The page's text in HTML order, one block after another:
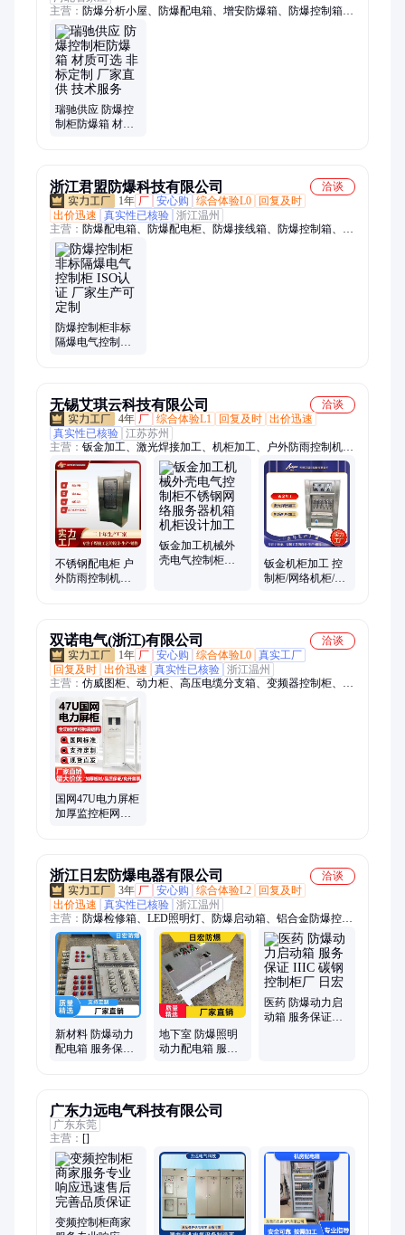
主营： 防爆分析小屋、防爆配电箱、增安防爆箱、防爆控制箱、
BXK防爆电气控制柜、防爆接线箱、不锈钢防爆箱、工业防爆
柜、db eb防爆配电箱、BXM(K)防爆箱、防爆操作箱、通风散热
防爆柜
瑞驰供应 防爆控
制柜防爆箱 材质
浙江君盟防爆科技有限公司
洽谈
1年 厂 安心购 综合体验L0
回复及时
出价迅速
真实性已核验 浙江温州
主营： 防爆配电箱、防爆配电柜、防爆接线箱、防爆控制箱、防
爆操作柱、防爆断路器、防爆防腐配电箱
防爆控制柜非标
隔爆电气控制柜
无锡艾琪云科技有限公司
洽谈
4年 厂 综合体验L1 回复及时 出价迅速
真实性已核验 江苏苏州
主营： 钣金加工、激光焊接加工、机柜加工、户外防雨控制机
箱、激光焊接、机箱机柜加工、机箱外壳加工
不锈钢配电柜 户
外防雨控制机箱
钣金加工机械外
壳电气控制柜不
钣金机柜加工 控
制柜/网络机柜/服
双诺电气(浙江)有限公司
洽谈
1年 厂 安心购 综合体验L0 真实工厂
回复及时 出价迅速 真实性已核验 浙江温州
主营： 仿威图柜、动力柜、高压电缆分支箱、变频器控制柜、变
频器控制箱、AE控制箱、水泵控制柜、仿威图控制柜、PLC控制
柜、配电箱、工地临时配电箱、不锈钢网络机柜、多媒体弱电
箱、多媒体信息箱、不锈钢配电箱、电缆分支箱、GGD配电
柜、低压配电柜、成套动力配电柜、配电柜、双电源配电柜、
XL-21动力柜、仿威图机柜、五折柜、九折柜
国网47U电力屏柜
加厚监控柜网络
浙江日宏防爆电器有限公司
洽谈
3年 厂 安心购 综合体验L2
回复及时
出价迅速
真实性已核验 浙江温州
主营： 防爆检修箱、LED照明灯、防爆启动箱、铝合金防爆控制
箱、防爆控制柜、防爆控制箱、防爆正压柜、成套箱、LED防爆
灯、防爆填料函、防爆配电箱、防爆照明箱、防爆箱、防爆插座
箱、LED荧光灯、防爆操作箱、LED洁净灯、防爆分线箱、防爆
防腐箱
新材料 防爆动力
配电箱 服务保证
地下室 防爆照明
动力配电箱 服务
医药 防爆动力启
动箱 服务保证
广东力远电气科技有限公司
广东东莞
主营： []
变频控制柜商家